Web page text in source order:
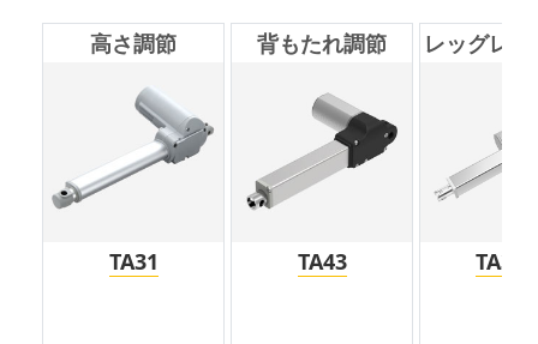
高さ調節
TA31
背もたれ調節
TA43
レッグレ